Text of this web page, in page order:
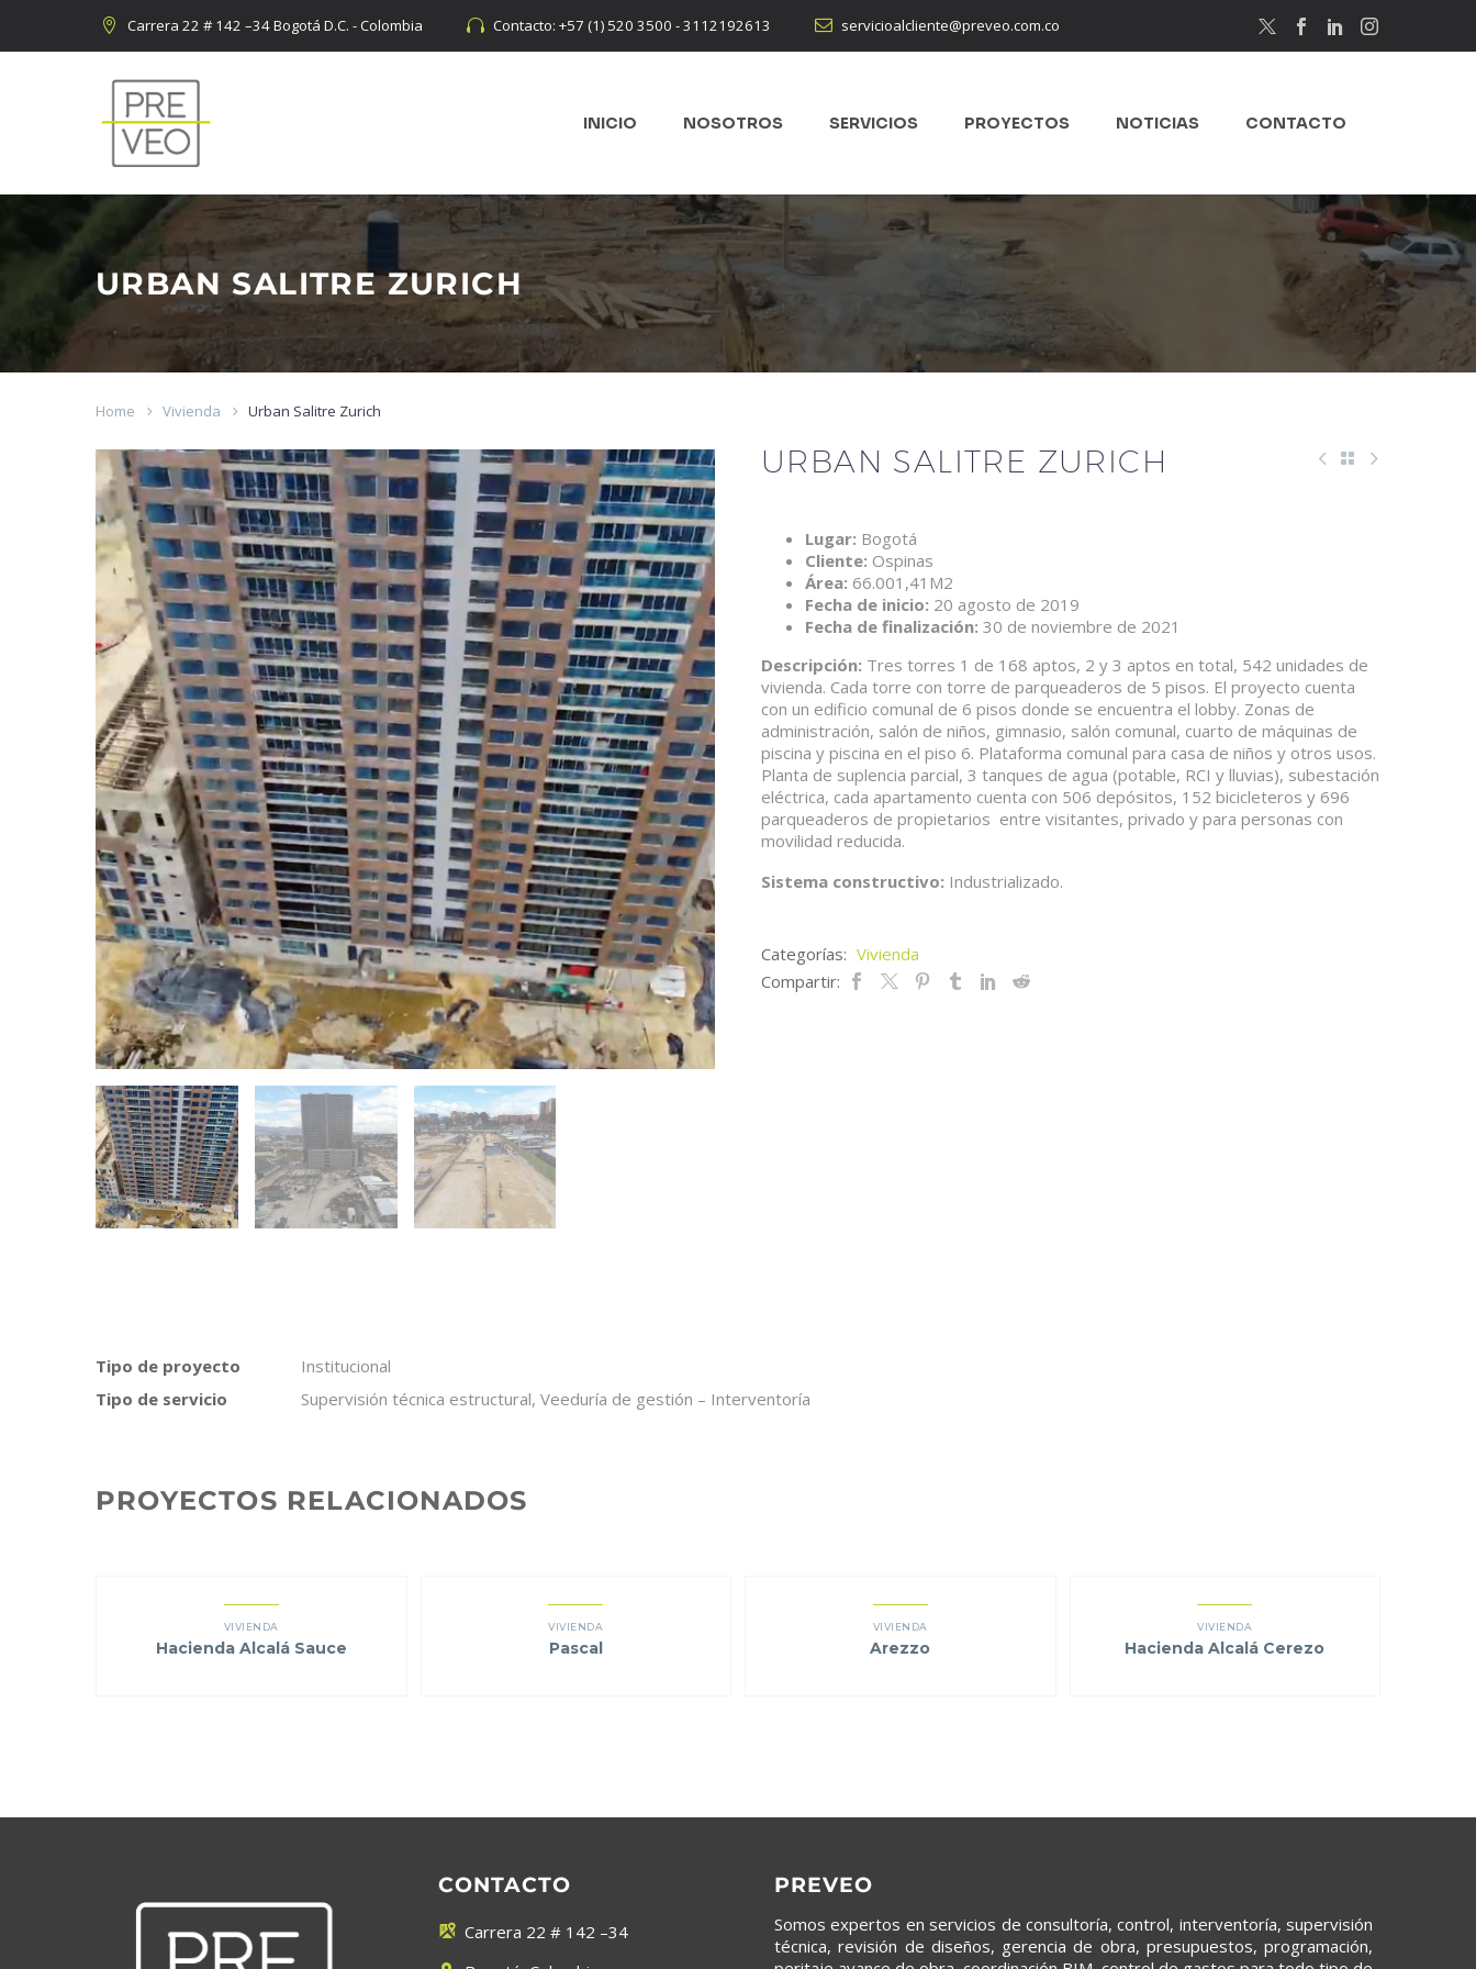

 Carrera 22 # 142 –34 Bogotá D.C. - Colombia 
 Contacto: +57 (1) 520 3500 - 3112192613 
 servicioalcliente@preveo.com.co
INICIO NOSOTROS SERVICIOS PROYECTOS NOTICIAS CONTACTO
URBAN SALITRE ZURICH
Home Vivienda Urban Salitre Zurich
URBAN SALITRE ZURICH
Lugar: Bogotá
Cliente: Ospinas
Área: 66.001,41M2
Fecha de inicio: 20 agosto de 2019
Fecha de finalización: 30 de noviembre de 2021
Descripción: Tres torres 1 de 168 aptos, 2 y 3 aptos en total, 542 unidades de
vivienda. Cada torre con torre de parqueaderos de 5 pisos. El proyecto cuenta
con un edificio comunal de 6 pisos donde se encuentra el lobby. Zonas de
administración, salón de niños, gimnasio, salón comunal, cuarto de máquinas de
piscina y piscina en el piso 6. Plataforma comunal para casa de niños y otros usos.
Planta de suplencia parcial, 3 tanques de agua (potable, RCI y lluvias), subestación
eléctrica, cada apartamento cuenta con 506 depósitos, 152 bicicleteros y 696
parqueaderos de propietarios entre visitantes, privado y para personas con
movilidad reducida.
Sistema constructivo: Industrializado.
Categorías: Vivienda
Compartir:
Tipo de proyecto
Institucional
Tipo de servicio
Supervisión técnica estructural, Veeduría de gestión – Interventoría
PROYECTOS RELACIONADOS
VIVIENDA
Hacienda Alcalá Sauce
VIVIENDA
Pascal
VIVIENDA
Arezzo
VIVIENDA
Hacienda Alcalá Cerezo
CONTACTO

 Carrera 22 # 142 –34
PREVEO
Somos expertos en servicios de consultoría, control, interventoría, supervisión
técnica, revisión de diseños, gerencia de obra, presupuestos, programación,